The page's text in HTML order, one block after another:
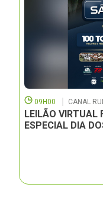
09H00 CANAL
LEILÃO VIRTUAL
ESPECIAL DIA